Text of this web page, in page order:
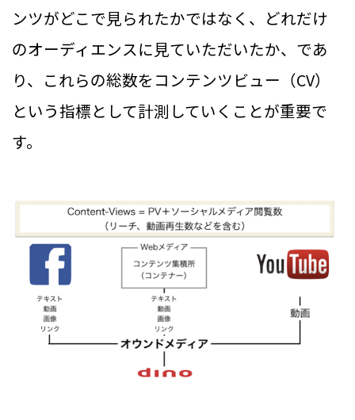
ンツがどこで見られたかではなく、どれだけ
のオーディエンスに見ていただいたか、であ
り、これらの総数をコンテンツビュー（CV）
という指標として計測していくことが重要で
す。